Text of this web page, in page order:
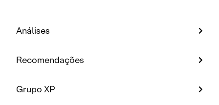
Análises
Recomendações
Grupo XP